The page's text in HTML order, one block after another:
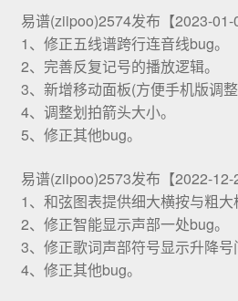
易谱(ziipoo)2574发布【2023-01-
1、修正五线谱跨行连音线bug。
2、完善反复记号的播放逻辑。
3、新增移动面板(方便手机版调整
4、调整划拍箭头大小。
5、修正其他bug。
易谱(ziipoo)2573发布【2022-12-
1、和弦图表提供细大横按与粗
2、修正智能显示声部一处bug。
3、修正歌词声部符号显示升降号
4、修正其他bug。